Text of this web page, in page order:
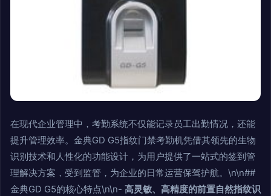
在现代企业管理中，考勤系统不仅能记录员工出勤情况，还能
提升管理效率。金典GD G5指纹门禁考勤机凭借其领先的生物
识别技术和人性化的功能设计，为用户提供了一站式的签到管
理解决方案，受到监管，为企业的日常运营保驾护航。\n\n##
金典GD G5的核心特点\n\n- 高灵敏、高精度的前置自然指纹识